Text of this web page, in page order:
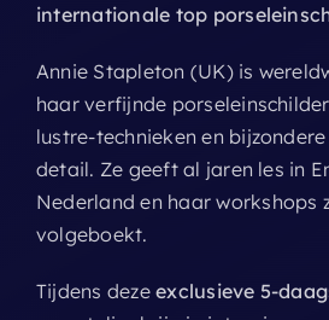
internationale top
Annie Stapleton (UK) is
haar verfijnde
lustre-technieken en
detail. Ze geeft al jaren les in
Nederland en haar workshops
volgeboekt.
Tijdens dezeexclusieve 5-